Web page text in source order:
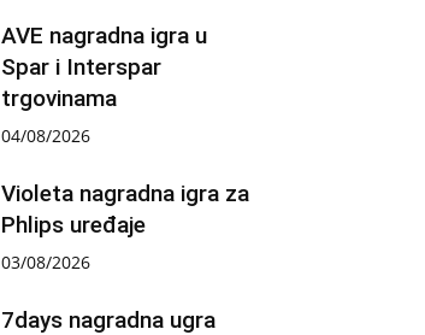
AVE nagradna igra u
Spar i Interspar
trgovinama
04/08/2026
Violeta nagradna igra za
Phlips uređaje
03/08/2026
7days nagradna ugra